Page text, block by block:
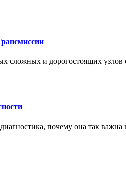
сложных и дорогостоящих узлов
почему она так важна